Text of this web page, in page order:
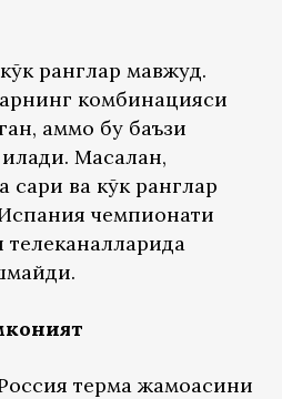
ранглар мавжуд.
комбинацияси
аммо бу баъзи
Масалан,
ва кўк ранглар
чемпионати
терма жамоасини